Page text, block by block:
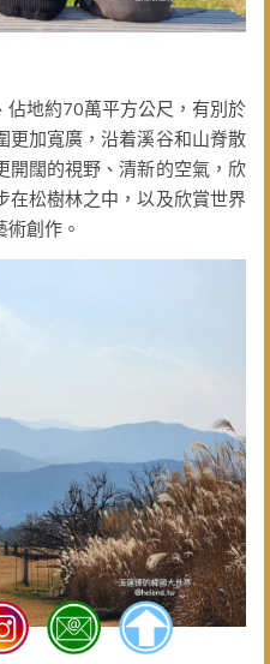
佔地約70萬平方公尺，有別於
更加寬廣，沿着溪谷和山脊散
開闊的視野、清新的空氣，欣
在松樹林之中，以及欣賞世界
創作。